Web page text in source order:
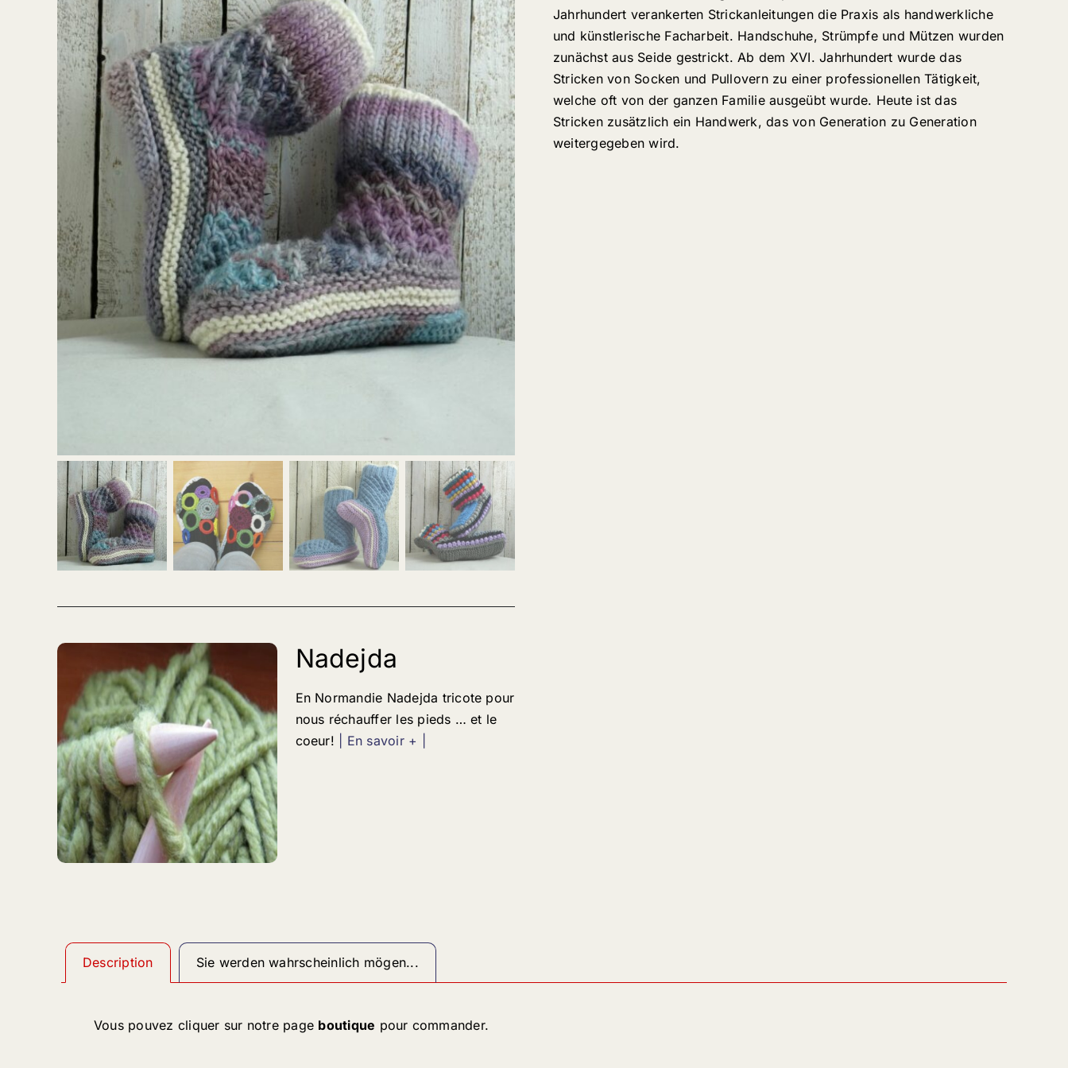
Nadejda
En Normandie Nadejda tricote pour
nous réchauffer les pieds … et le
coeur!
| En savoir + |
Jahrhundert verankerten Strickanleitungen die Praxis als handwerkliche
und künstlerische Facharbeit. Handschuhe, Strümpfe und Mützen wurden
zunächst aus Seide gestrickt. Ab dem XVI. Jahrhundert wurde das
Stricken von Socken und Pullovern zu einer professionellen Tätigkeit,
welche oft von der ganzen Familie ausgeübt wurde. Heute ist das
Stricken zusätzlich ein Handwerk, das von Generation zu Generation
weitergegeben wird.
Description Sie werden wahrscheinlich mögen...
Vous pouvez cliquer sur notre page boutique pour commander.